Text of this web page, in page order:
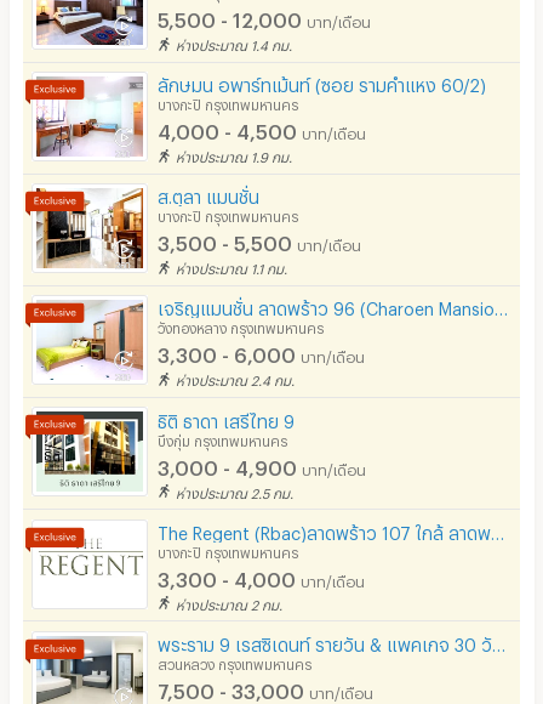
5,500 - 12,000 บาท/เดือน
ห่างประมาณ 1.4 กม.
ลักษมน อพาร์ทเม้นท์ (ซอย รามคำแหง 60/2)
บางกะปิ กรุงเทพมหานคร
4,000 - 4,500 บาท/เดือน
ห่างประมาณ 1.9 กม.
ส.ตุลา แมนชั่น
บางกะปิ กรุงเทพมหานคร
3,500 - 5,500 บาท/เดือน
ห่างประมาณ 1.1 กม.
วังทองหลาง กรุงเทพมหานคร
3,300 - 6,000 บาท/เดือน
ห่างประมาณ 2.4 กม.
ธิติ ธาดา เสรีไทย 9
บึงกุ่ม กรุงเทพมหานคร
3,000 - 4,900 บาท/เดือน
ห่างประมาณ 2.5 กม.
บางกะปิ กรุงเทพมหานคร
3,300 - 4,000 บาท/เดือน
ห่างประมาณ 2 กม.
สวนหลวง กรุงเทพมหานคร
7,500 - 33,000 บาท/เดือน